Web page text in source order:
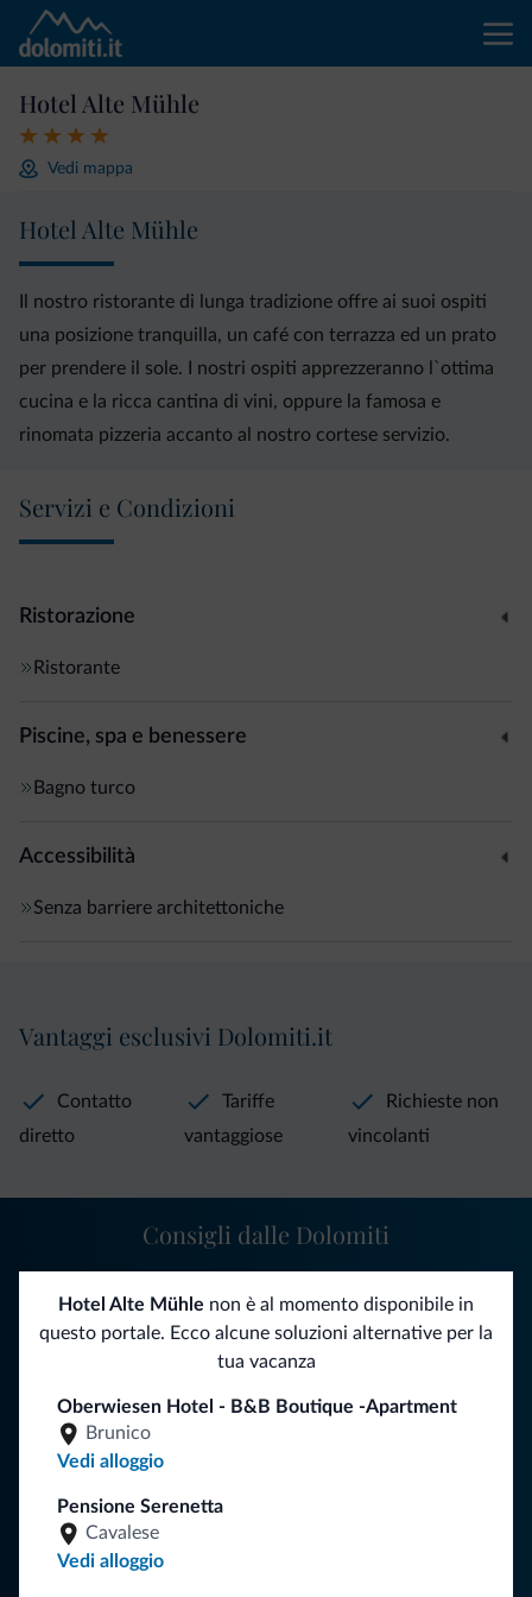
Hotel Alte Mühle
Vedi mappa
Hotel Alte Mühle
Il nostro ristorante di lunga tradizione offre ai suoi ospiti
una posizione tranquilla, un café con terrazza ed un prato
per prendere il sole. I nostri ospiti apprezzeranno l`ottima
cucina e la ricca cantina di vini, oppure la famosa e
rinomata pizzeria accanto al nostro cortese servizio.
Servizi e Condizioni
Ristorazione
Ristorante
Piscine, spa e benessere
Bagno turco
Accessibilità
Senza barriere architettoniche
Hotel Alte Mühle non è al momento disponibile in
questo portale. Ecco alcune soluzioni alternative per la
tua vacanza
Oberwiesen Hotel - B&B Boutique -Apartment
Brunico
Vedi alloggio
Pensione Serenetta
Cavalese
Vedi alloggio
Vantaggi esclusivi Dolomiti.it
Contatto
diretto
Tariffe
vantaggiose
Richieste non
vincolanti
Segui Dolomiti.it
Consigli dalle Dolomiti
vacanza nelle Dolomiti.
ISCRIVITI ALLA NEWSLETTER